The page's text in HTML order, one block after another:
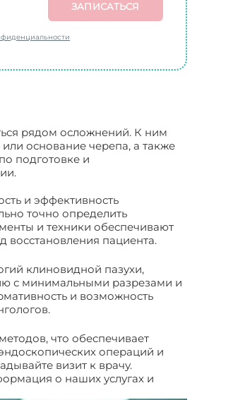
ЗАПИСАТЬСЯ
рядом осложнений. К ним
основание черепа, а также
подготовке и
и эффективность
точно определить
и техники обеспечивают
пациента.
клиновидной пазухи,
с минимальными разрезами и
и возможность
что обеспечивает
операций и
визит к врачу.
о наших услугах и